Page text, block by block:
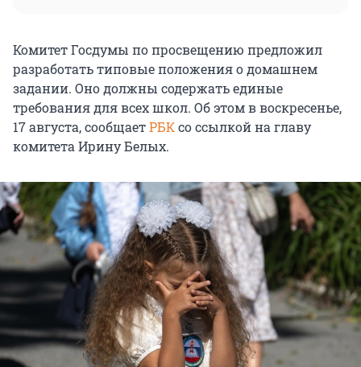
Комитет Госдумы по просвещению предложил
разработать типовые положения о домашнем
задании. Оно должны содержать единые
требования для всех школ. Об этом в воскресенье,
17 августа, сообщаетРБКсо ссылкой на главу
комитета Ирину Белых.